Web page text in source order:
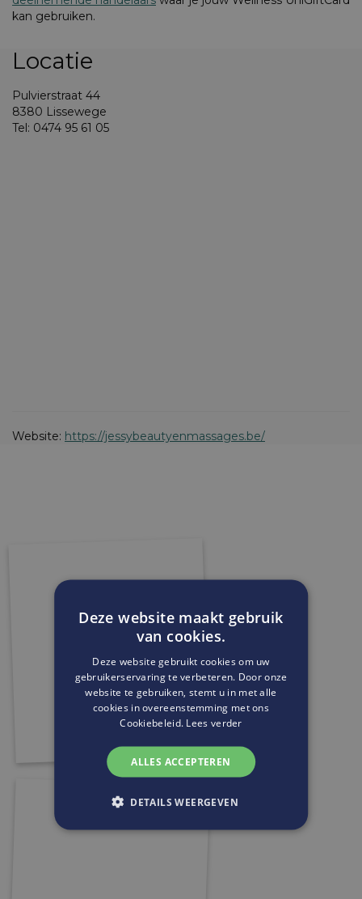
kan gebruiken.
Locatie
Pulvierstraat 44
8380 Lissewege
Tel: 0474 95 61 05
Website: https://jessybeautyenmassages.be/
Deze website maakt gebruik
van cookies.
Deze website gebruikt cookies om uw
gebruikerservaring te verbeteren. Door onze
website te gebruiken, stemt u in met alle
cookies in overeenstemming met ons
Cookiebeleid. Lees verder
ALLES ACCEPTEREN
DETAILS WEERGEVEN